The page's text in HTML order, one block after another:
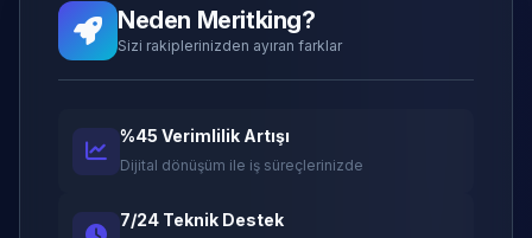
Neden Meritking?
Sizi rakiplerinizden ayıran farklar
%45 Verimlilik Artışı
Dijital dönüşüm ile iş süreçlerinizde
7/24 Teknik Destek